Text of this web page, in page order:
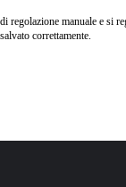
regolazione manuale e si
correttamente.